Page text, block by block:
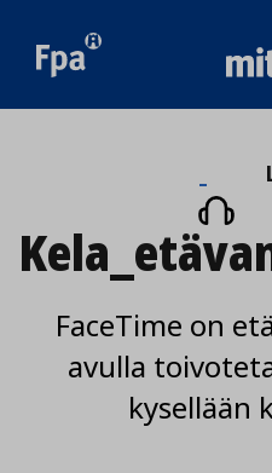
på
FaceTime on
avulla
kysellään